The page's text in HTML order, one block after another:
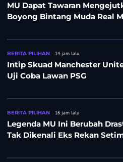
MU Dapat Tawaran
Boyong Bintang Muda Real
BERITA PILIHAN 14 jam lalu
Intip Skuad Manchester
Uji Coba Lawan PSG
BERITA PILIHAN 16 jam lalu
Legenda MU Ini Berubah
Tak Dikenali Eks Rekan